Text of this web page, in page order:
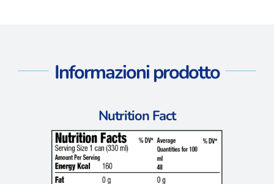
Informazioni prodotto
Nutrition Fact